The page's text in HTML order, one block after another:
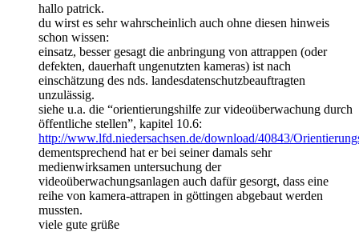
hallo patrick.
du wirst es sehr wahrscheinlich auch ohne diesen hinweis
schon wissen:
einsatz, besser gesagt die anbringung von attrappen (oder
defekten, dauerhaft ungenutzten kameras) ist nach
einschätzung des nds. landesdatenschutzbeauftragten
unzulässig.
siehe u.a. die “orientierungshilfe zur videoüberwachung durch
öffentliche stellen”, kapitel 10.6:
http://www.lfd.niedersachsen.de/download/40843/
dementsprechend hat er bei seiner damals sehr
medienwirksamen untersuchung der
videoüberwachungsanlagen auch dafür gesorgt, dass eine
reihe von kamera-attrapen in göttingen abgebaut werden
mussten.
viele gute grüße